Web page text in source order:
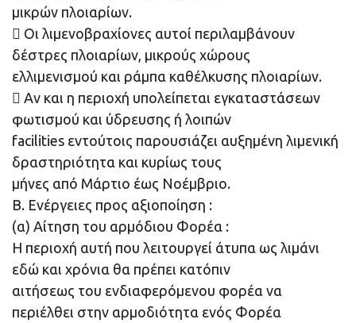
μικρών πλοιαρίων.
 Οι λιμενοβραχίονες αυτοί περιλαμβάνουν
δέστρες πλοιαρίων, μικρούς χώρους
ελλιμενισμού και ράμπα καθέλκυσης πλοιαρίων.
 Αν και η περιοχή υπολείπεται εγκαταστάσεων
φωτισμού και ύδρευσης ή λοιπών
facilities εντούτοις παρουσιάζει αυξημένη λιμενική
δραστηριότητα και κυρίως τους
μήνες από Μάρτιο έως Νοέμβριο.
Β. Ενέργειες προς αξιοποίηση :
(α) Αίτηση του αρμόδιου Φορέα :
Η περιοχή αυτή που λειτουργεί άτυπα ως λιμάνι
εδώ και χρόνια θα πρέπει κατόπιν
αιτήσεως του ενδιαφερόμενου φορέα να
περιέλθει στην αρμοδιότητα ενός Φορέα